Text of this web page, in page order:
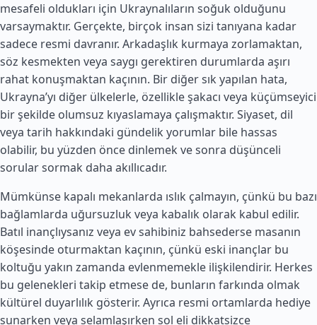
mesafeli oldukları için Ukraynalıların soğuk olduğunu
varsaymaktır. Gerçekte, birçok insan sizi tanıyana kadar
sadece resmi davranır. Arkadaşlık kurmaya zorlamaktan,
söz kesmekten veya saygı gerektiren durumlarda aşırı
rahat konuşmaktan kaçının. Bir diğer sık yapılan hata,
Ukrayna’yı diğer ülkelerle, özellikle şakacı veya küçümseyici
bir şekilde olumsuz kıyaslamaya çalışmaktır. Siyaset, dil
veya tarih hakkındaki gündelik yorumlar bile hassas
olabilir, bu yüzden önce dinlemek ve sonra düşünceli
sorular sormak daha akıllıcadır.
Mümkünse kapalı mekanlarda ıslık çalmayın, çünkü bu bazı
bağlamlarda uğursuzluk veya kabalık olarak kabul edilir.
Batıl inançlıysanız veya ev sahibiniz bahsederse masanın
köşesinde oturmaktan kaçının, çünkü eski inançlar bu
koltuğu yakın zamanda evlenmemekle ilişkilendirir. Herkes
bu gelenekleri takip etmese de, bunların farkında olmak
kültürel duyarlılık gösterir. Ayrıca resmi ortamlarda hediye
sunarken veya selamlaşırken sol eli dikkatsizce